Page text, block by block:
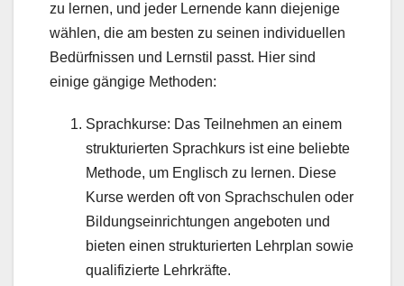
zu lernen, und jeder Lernende kann diejenige
wählen, die am besten zu seinen individuellen
Bedürfnissen und Lernstil passt. Hier sind
einige gängige Methoden:
Sprachkurse: Das Teilnehmen an einem
strukturierten Sprachkurs ist eine beliebte
Methode, um Englisch zu lernen. Diese
Kurse werden oft von Sprachschulen oder
Bildungseinrichtungen angeboten und
bieten einen strukturierten Lehrplan sowie
qualifizierte Lehrkräfte.